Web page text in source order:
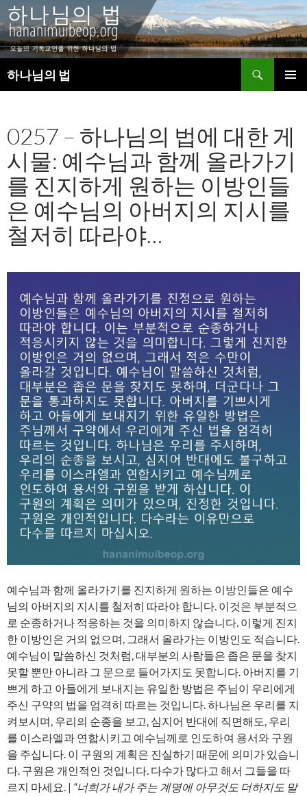
하나님의 법
색
로
건
너
뛰
기
0257 – 하나님의 법에 대한 게
시물: 예수님과 함께 올라가기
를 진지하게 원하는 이방인들
은 예수님의 아버지의 지시를
철저히 따라야…
예수님과 함께 올라가기를 진지하게 원하는 이방인들은 예수
님의 아버지의 지시를 철저히 따라야 합니다. 이것은 부분적으
로 순종하거나 적응하는 것을 의미하지 않습니다. 이렇게 진지
한 이방인은 거의 없으며, 그래서 올라가는 이방인도 적습니다.
예수님이 말씀하신 것처럼, 대부분의 사람들은 좁은 문을 찾지
못할 뿐만 아니라 그 문으로 들어가지도 못합니다. 아버지를 기
쁘게 하고 아들에게 보내지는 유일한 방법은 주님이 우리에게
주신 구약의 법을 엄격히 따르는 것입니다. 하나님은 우리를 지
켜보시며, 우리의 순종을 보고, 심지어 반대에 직면해도, 우리
를 이스라엘과 연합시키고 예수님께로 인도하여 용서와 구원
을 주십니다. 이 구원의 계획은 진실하기 때문에 의미가 있습니
다. 구원은 개인적인 것입니다. 다수가 많다고 해서 그들을 따
르지 마세요. | “너희가 내가 주는 계명에 아무것도 더하지도 말